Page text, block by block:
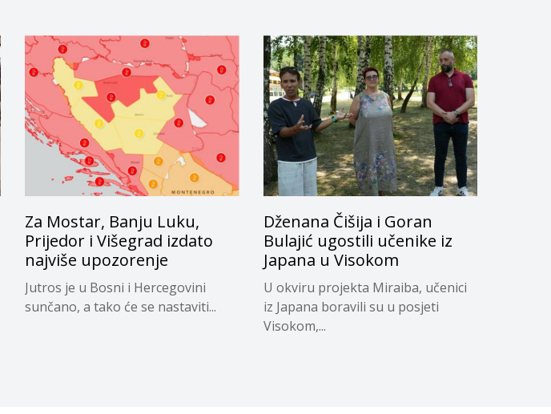
Za Mostar, Banju Luku,
Prijedor i Višegrad izdato
najviše upozorenje
Jutros je u Bosni i Hercegovini
sunčano, a tako će se nastaviti...
Dženana Čišija i Goran
Bulajić ugostili učenike iz
Japana u Visokom
U okviru projekta Miraiba, učenici
iz Japana boravili su u posjeti
Visokom,...